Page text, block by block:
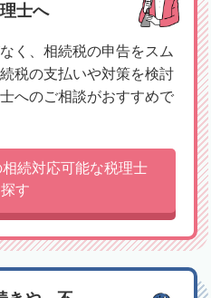
士へ
く、相続税の申告をスム
税の支払いや対策を検討
へのご相談がおすすめで
続対応可能な税理士
す